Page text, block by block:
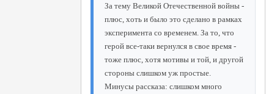
За тему Великой Отечественной войны -
плюс, хоть и было это сделано в рамках
эксперимента со временем. За то, что
герой все-таки вернулся в свое время -
тоже плюс, хотя мотивы и той, и другой
стороны слишком уж простые.
Минусы рассказа: слишком много